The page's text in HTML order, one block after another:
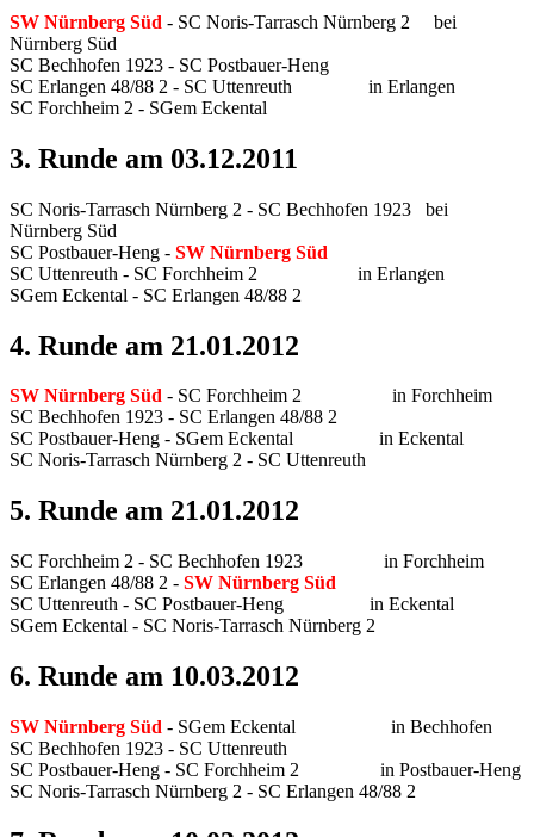
SW Nürnberg Süd - SC Noris-Tarrasch Nürnberg 2 bei
Nürnberg Süd
SC Bechhofen 1923 - SC Postbauer-Heng
SC Erlangen 48/88 2 - SC Uttenreuth in Erlangen
SC Forchheim 2 - SGem Eckental
3. Runde am 03.12.2011
SC Noris-Tarrasch Nürnberg 2 - SC Bechhofen 1923 bei
Nürnberg Süd
SC Postbauer-Heng - SW Nürnberg Süd
SC Uttenreuth - SC Forchheim 2 in Erlangen
SGem Eckental - SC Erlangen 48/88 2
4. Runde am 21.01.2012
SW Nürnberg Süd - SC Forchheim 2 in Forchheim
SC Bechhofen 1923 - SC Erlangen 48/88 2
SC Postbauer-Heng - SGem Eckental in Eckental
SC Noris-Tarrasch Nürnberg 2 - SC Uttenreuth
5. Runde am 21.01.2012
SC Forchheim 2 - SC Bechhofen 1923 in Forchheim
SC Erlangen 48/88 2 - SW Nürnberg Süd
SC Uttenreuth - SC Postbauer-Heng in Eckental
SGem Eckental - SC Noris-Tarrasch Nürnberg 2
6. Runde am 10.03.2012
SW Nürnberg Süd - SGem Eckental in Bechhofen
SC Bechhofen 1923 - SC Uttenreuth
SC Postbauer-Heng - SC Forchheim 2 in Postbauer-Heng
SC Noris-Tarrasch Nürnberg 2 - SC Erlangen 48/88 2